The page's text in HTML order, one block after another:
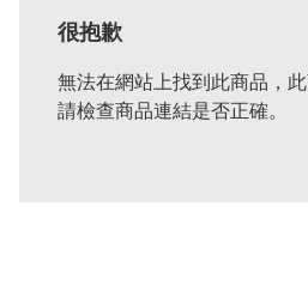
很抱歉
無法在網站上找到此商品，此
請檢查商品連結是否正確。